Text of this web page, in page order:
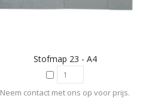
Stofmap 23 - A4
Neem contact met ons op voor prijs.